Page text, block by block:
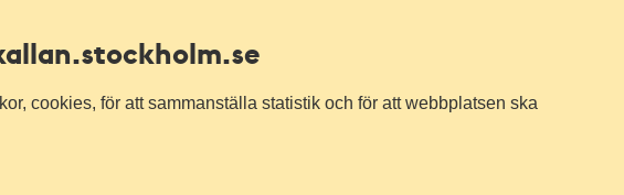
.stockholm.se
cookies, för att sammanställa statistik och för att webbplatsen ska